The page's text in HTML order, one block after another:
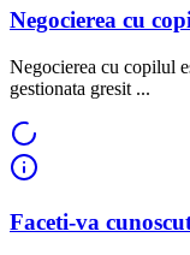
Negocierea cu
Negocierea cu copilul
gestionata gresit ...
Faceti-va